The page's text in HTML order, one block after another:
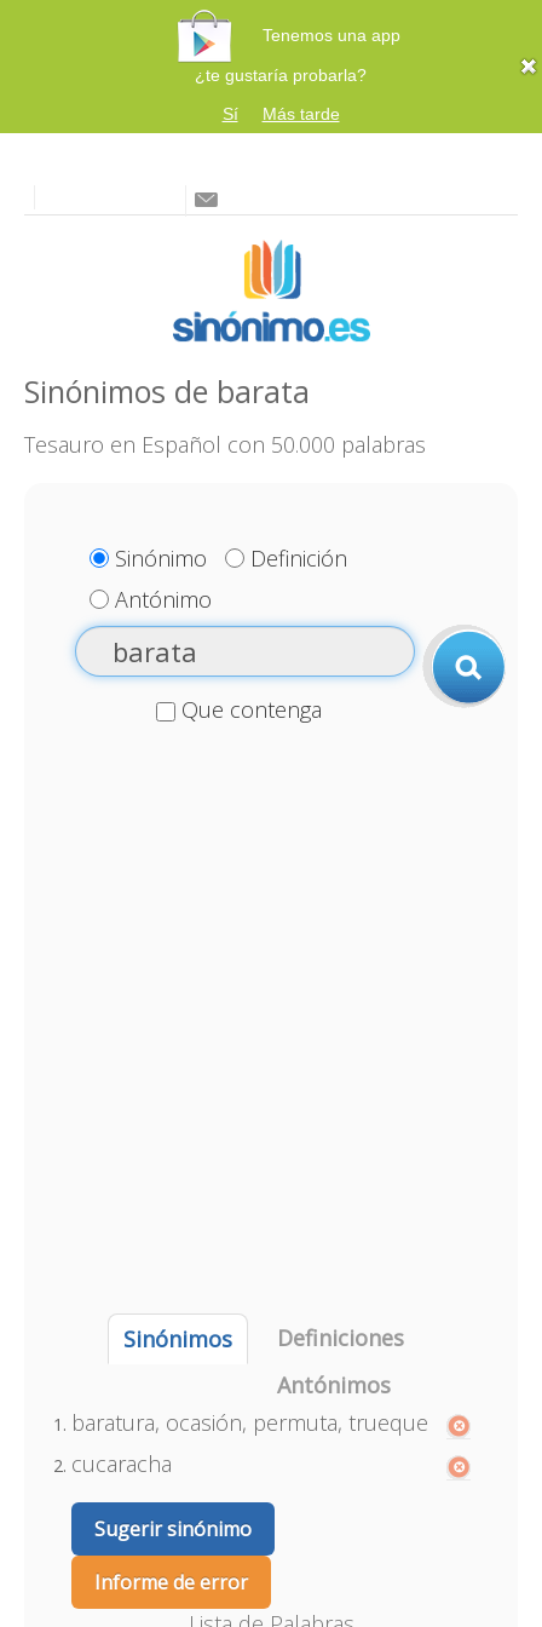
Tenemos una app
¿te gustaría probarla?
Sí
Más tarde
Sinónimos de barata
Tesauro en Español con 50.000 palabras
Sinónimo
Definición
Antónimo
Que contenga
Sinónimos
Definiciones
Antónimos
baratura, ocasión, permuta, trueque
cucaracha
Sugerir sinónimo
Informe de error